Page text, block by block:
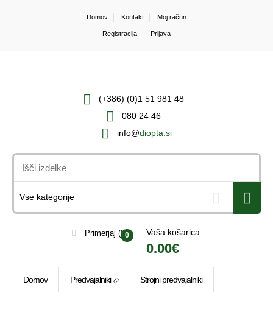
Domov Kontakt Moj račun
Registracija Prijava
(+386) (0)1 51 981 48
080 24 46
info@diopta.si
Primerjaj (0)0 Vaša košarica:
0.00€
Domov Predvajalniki Strojni predvajalniki